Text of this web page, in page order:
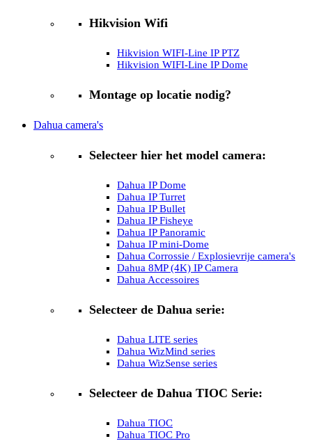
Hikvision Wifi
Hikvision WIFI-Line IP PTZ
Hikvision WIFI-Line IP Dome
Montage op locatie nodig?
Dahua camera's
Selecteer hier het model camera:
Dahua IP Dome
Dahua IP Turret
Dahua IP Bullet
Dahua IP Fisheye
Dahua IP Panoramic
Dahua IP mini-Dome
Dahua Corrossie / Explosievrije camera's
Dahua 8MP (4K) IP Camera
Dahua Accessoires
Selecteer de Dahua serie:
Dahua LITE series
Dahua WizMind series
Dahua WizSense series
Selecteer de Dahua TIOC Serie:
Dahua TIOC
Dahua TIOC Pro